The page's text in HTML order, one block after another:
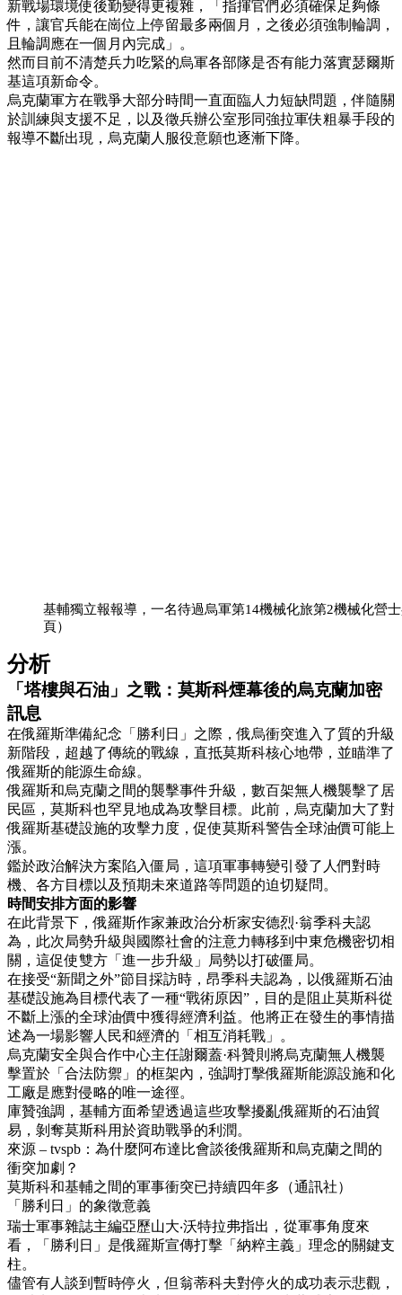
新戰場環境使後勤變得更複雜，「指揮官們必須確保足夠條
件，讓官兵能在崗位上停留最多兩個月，之後必須強制輪調，
且輪調應在一個月內完成」。
然而目前不清楚兵力吃緊的烏軍各部隊是否有能力落實瑟爾斯
基這項新命令。
烏克蘭軍方在戰爭大部分時間一直面臨人力短缺問題，伴隨關
於訓練與支援不足，以及徵兵辦公室形同強拉軍伕粗暴手段的
報導不斷出現，烏克蘭人服役意願也逐漸下降。
基輔獨立報報導，一名待過烏軍第14機械化旅第2機械化營
頁）
分析
「塔樓與石油」之戰：莫斯科煙幕後的烏克蘭加密
訊息
在俄羅斯準備紀念「勝利日」之際，俄烏衝突進入了質的升級
新階段，超越了傳統的戰線，直抵莫斯科核心地帶，並瞄準了
俄羅斯的能源生命線。
俄羅斯和烏克蘭之間的襲擊事件升級，數百架無人機襲擊了居
民區，莫斯科也罕見地成為攻擊目標。此前，烏克蘭加大了對
俄羅斯基礎設施的攻擊力度，促使莫斯科警告全球油價可能上
漲。
鑑於政治解決方案陷入僵局，這項軍事轉變引發了人們對時
機、各方目標以及預期未來道路等問題的迫切疑問。
時間安排方面的影響
在此背景下，俄羅斯作家兼政治分析家安德烈·翁季科夫認
為，此次局勢升級與國際社會的注意力轉移到中東危機密切相
關，這促使雙方「進一步升級」局勢以打破僵局。
在接受“新聞之外”節目採訪時，昂季科夫認為，以俄羅斯石油
基礎設施為目標代表了一種“戰術原因”，目的是阻止莫斯科從
不斷上漲的全球油價中獲得經濟利益。他將正在發生的事情描
述為一場影響人民和經濟的「相互消耗戰」。
烏克蘭安全與合作中心主任謝爾蓋·科贊則將烏克蘭無人機襲
擊置於「合法防禦」的框架內，強調打擊俄羅斯能源設施和化
工廠是應對侵略的唯一途徑。
庫贊強調，基輔方面希望透過這些攻擊擾亂俄羅斯的石油貿
易，剝奪莫斯科用於資助戰爭的利潤。
來源 – tvspb：為什麼阿布達比會談後俄羅斯和烏克蘭之間的
衝突加劇？
莫斯科和基輔之間的軍事衝突已持續四年多（通訊社）
「勝利日」的象徵意義
瑞士軍事雜誌主編亞歷山大‧沃特拉弗指出，從軍事角度來
看，「勝利日」是俄羅斯宣傳打擊「納粹主義」理念的關鍵支
柱。
儘管有人談到暫時停火，但翁蒂科夫對停火的成功表示悲觀，